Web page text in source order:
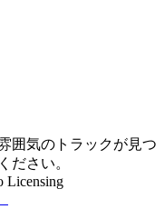
囲気のトラックが見つ
ださい。
Licensing